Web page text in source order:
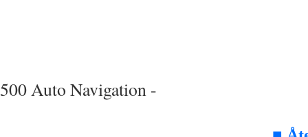
500 Auto Navigation -